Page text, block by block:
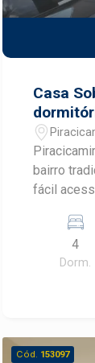
Casa
bairro
fácil
vida para
amplo,
localização
4
Dorm.
Cód. 153097